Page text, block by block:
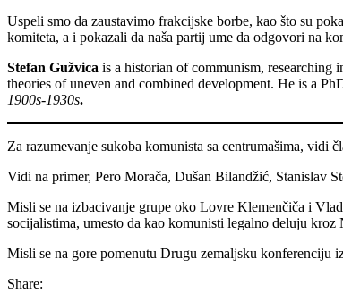
Uspeli smo da zaustavimo frakcijske borbe, kao što su
komiteta, a i pokazali da naša partij ume da odgovori na
Stefan Gužvica is a historian of communism, researching
theories of uneven and combined development. He is a
1900s-1930s.
Za razumevanje sukoba komunista sa centrumašima, vidi
Vidi na primer, Pero Morača, Dušan Bilandžić, Stanislav
Misli se na izbacivanje grupe oko Lovre Klemenčiča i
socijalistima, umesto da kao komunisti legalno deluju
Misli se na gore pomenutu Drugu zemaljsku konferenciju
Share: